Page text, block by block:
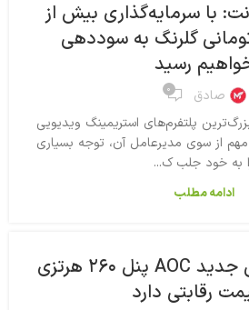
با سرمایه‌گذاری بیش از
تومانی گلرنگ به سوددهی
رسید
صادق ۰
پلتفرم‌های استریمینگ ویدیویی
مهم از سوی مدیرعامل آن، توجه بسیاری
به خود جلب ک...
ادامه مطلب
مانیتور ۲۷ اینچی جدید AOC پنل ۲۶۰ هرتزی
رقابتی دارد